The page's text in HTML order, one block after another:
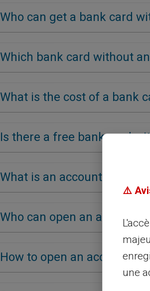
Who can get a bank card
Which bank card without
What is the cost of a bank
Is there a free bank card
What is an account without
Who can open an account
How to open an account
⚠️
une